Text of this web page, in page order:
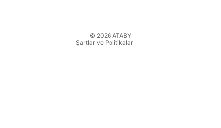
© 2026 ATABY
Şartlar ve Politikalar